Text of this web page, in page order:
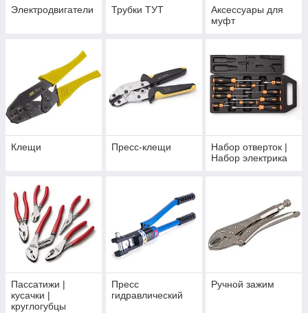
Электродвигатели Трубки ТУТ
Аксессуары для
муфт
Клещи Пресс-клещи
Набор отверток |
Набор электрика
Пассатижи |
кусачки |
круглогубцы
Пресс
гидравлический
Ручной зажим